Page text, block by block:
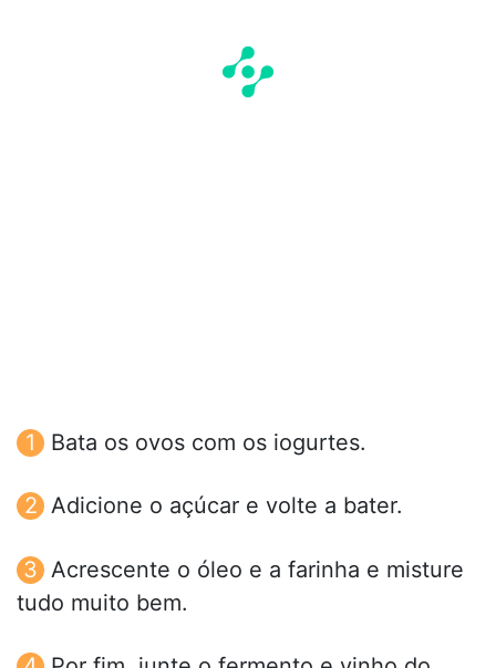
Bata os ovos com os iogurtes.
Adicione o açúcar e volte a bater.
Acrescente o óleo e a farinha e misture
tudo muito bem.